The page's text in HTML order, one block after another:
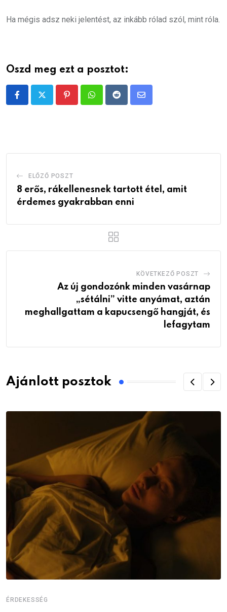
Ha mégis adsz neki jelentést, az inkább rólad szól, mint róla.
Oszd meg ezt a posztot:
PinterestWhatsappRedditShare
ELŐZŐ POSZT
8 erős, rákellenesnek tartott étel, amit
érdemes gyakrabban enni
KÖVETKEZŐ POSZT
Az új gondozónk minden vasárnap
„sétálni” vitte anyámat, aztán
meghallgattam a kapucsengő hangját, és
lefagytam
Ajánlott posztok
ÉRDEKESSÉG